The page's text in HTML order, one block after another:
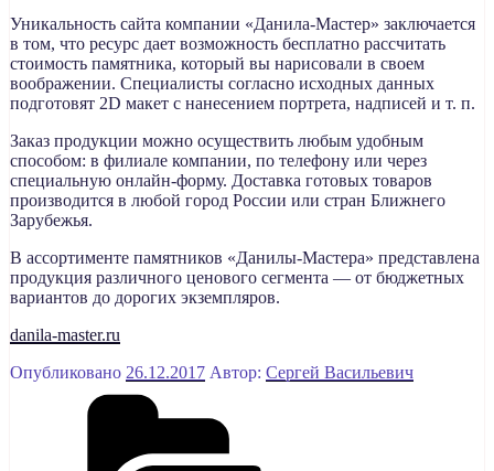
Уникальность сайта компании «Данила-Мастер» заключается
в том, что ресурс дает возможность бесплатно рассчитать
стоимость памятника, который вы нарисовали в своем
воображении. Специалисты согласно исходных данных
подготовят 2D макет с нанесением портрета, надписей и т. п.
Заказ продукции можно осуществить любым удобным
способом: в филиале компании, по телефону или через
специальную онлайн-форму. Доставка готовых товаров
производится в любой город России или стран Ближнего
Зарубежья.
В ассортименте памятников «Данилы-Мастера» представлена
продукция различного ценового сегмента — от бюджетных
вариантов до дорогих экземпляров.
danila-master.ru
Опубликовано 26.12.2017 Автор: Сергей Васильевич